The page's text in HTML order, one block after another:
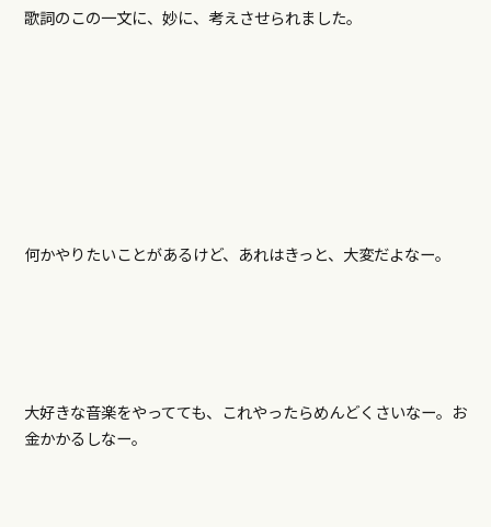
歌詞のこの一文に、妙に、考えさせられました。
何かやりたいことがあるけど、あれはきっと、大変だよなー。
大好きな音楽をやってても、これやったらめんどくさいなー。お
金かかるしなー。